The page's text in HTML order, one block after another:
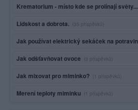
Krematorium - místo kde se prolínají
Lidskost a dobrota. (35 příspěvků)
Jak používat elektrický sekáček na
Jak odšťavňovat ovoce (3 příspěvků)
Jak mixovat pro miminko? (1 příspěvků)
Merení teploty miminku (1 příspěvků)